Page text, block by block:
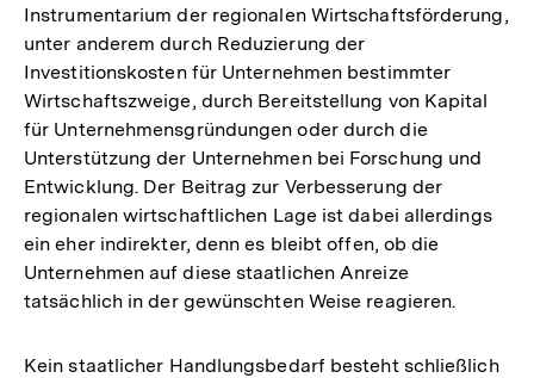
Instrumentarium der regionalen Wirtschaftsförderung,
unter anderem durch Reduzierung der
Investitionskosten für Unternehmen bestimmter
Wirtschaftszweige, durch Bereitstellung von Kapital
für Unternehmensgründungen oder durch die
Unterstützung der Unternehmen bei Forschung und
Entwicklung. Der Beitrag zur Verbesserung der
regionalen wirtschaftlichen Lage ist dabei allerdings
ein eher indirekter, denn es bleibt offen, ob die
Unternehmen auf diese staatlichen Anreize
tatsächlich in der gewünschten Weise reagieren.
Kein staatlicher Handlungsbedarf besteht schließlich